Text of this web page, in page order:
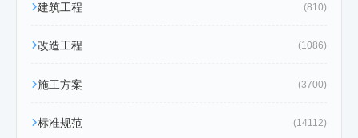
建筑工程 (810)
改造工程 (1086)
施工方案 (3700)
标准规范 (14112)